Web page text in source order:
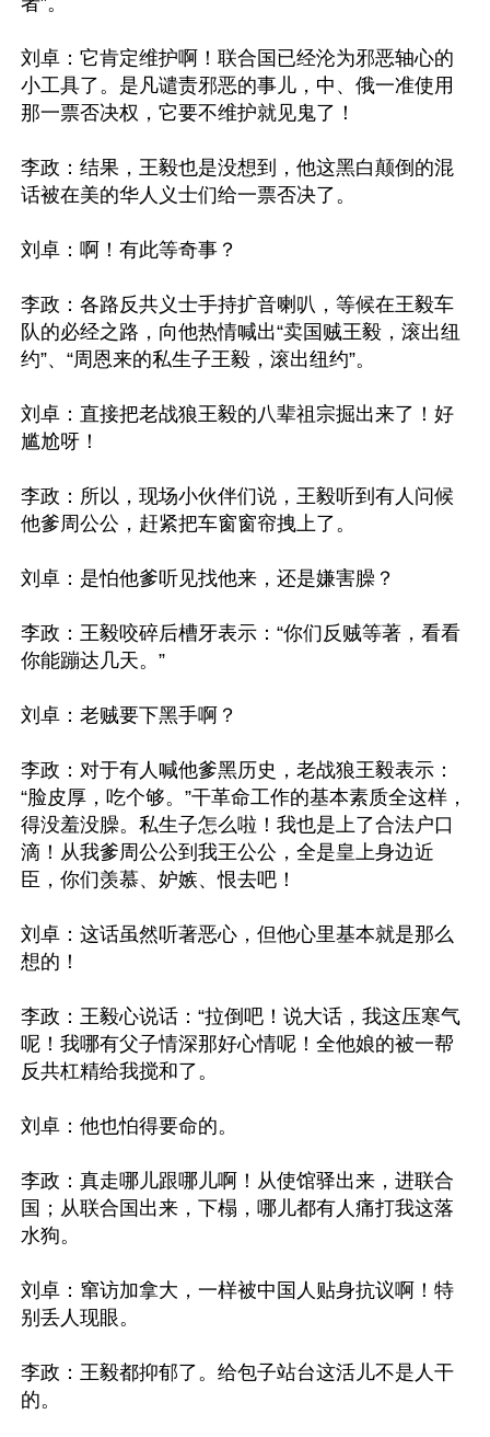
刘卓：它肯定维护啊！联合国已经沦为邪恶轴心的
小工具了。是凡谴责邪恶的事儿，中、俄一准使用
那一票否决权，它要不维护就见鬼了！
李政：结果，王毅也是没想到，他这黑白颠倒的混
话被在美的华人义士们给一票否决了。
刘卓：啊！有此等奇事？
李政：各路反共义士手持扩音喇叭，等候在王毅车
队的必经之路，向他热情喊出“卖国贼王毅，滚出纽
约”、“周恩来的私生子王毅，滚出纽约”。
刘卓：直接把老战狼王毅的八辈祖宗掘出来了！好
尴尬呀！
李政：所以，现场小伙伴们说，王毅听到有人问候
他爹周公公，赶紧把车窗窗帘拽上了。
刘卓：是怕他爹听见找他来，还是嫌害臊？
李政：王毅咬碎后槽牙表示：“你们反贼等著，看看
你能蹦达几天。”
刘卓：老贼要下黑手啊？
李政：对于有人喊他爹黑历史，老战狼王毅表示：
“脸皮厚，吃个够。”干革命工作的基本素质全这样，
得没羞没臊。私生子怎么啦！我也是上了合法户口
滴！从我爹周公公到我王公公，全是皇上身边近
臣，你们羡慕、妒嫉、恨去吧！
刘卓：这话虽然听著恶心，但他心里基本就是那么
想的！
李政：王毅心说话：“拉倒吧！说大话，我这压寒气
呢！我哪有父子情深那好心情呢！全他娘的被一帮
反共杠精给我搅和了。
刘卓：他也怕得要命的。
李政：真走哪儿跟哪儿啊！从使馆驿出来，进联合
国；从联合国出来，下榻，哪儿都有人痛打我这落
水狗。
刘卓：窜访加拿大，一样被中国人贴身抗议啊！特
别丢人现眼。
李政：王毅都抑郁了。给包子站台这活儿不是人干
的。